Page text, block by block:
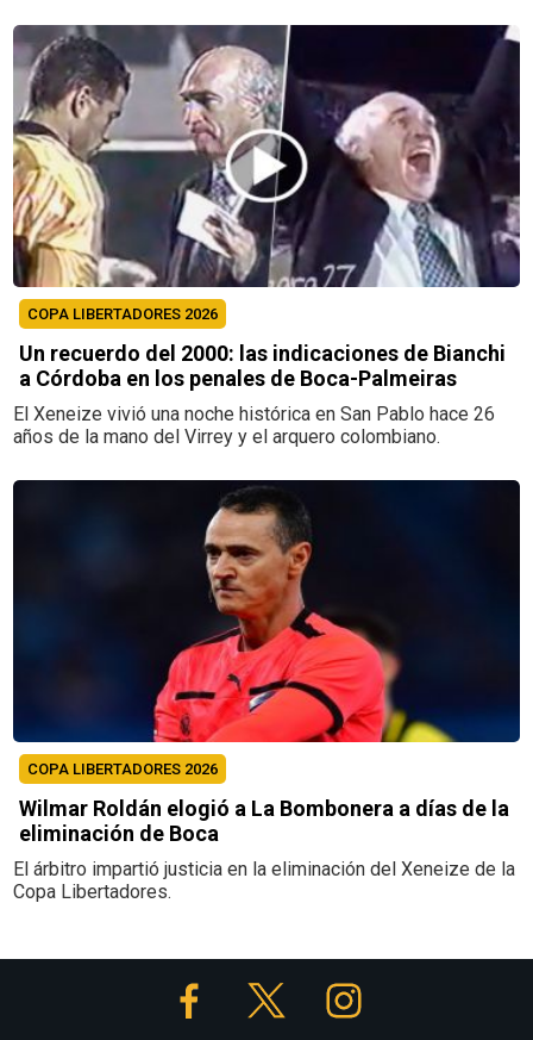
COPA LIBERTADORES 2026
Un recuerdo del 2000: las indicaciones de Bianchi
a Córdoba en los penales de Boca-Palmeiras
El Xeneize vivió una noche histórica en San Pablo hace 26
años de la mano del Virrey y el arquero colombiano.
COPA LIBERTADORES 2026
Wilmar Roldán elogió a La Bombonera a días de la
eliminación de Boca
El árbitro impartió justicia en la eliminación del Xeneize de la
Copa Libertadores.